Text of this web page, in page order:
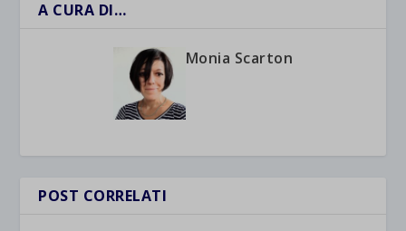
A CURA DI…
Monia Scarton
POST CORRELATI